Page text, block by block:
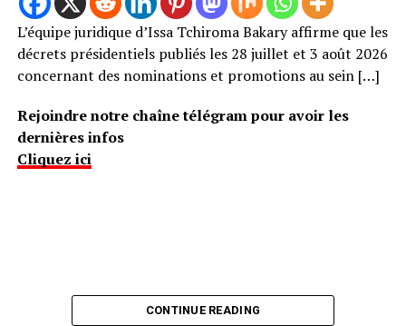
L’équipe juridique d’Issa Tchiroma Bakary affirme que les
décrets présidentiels publiés les 28 juillet et 3 août 2026
concernant des nominations et promotions au sein […]
Rejoindre notre chaîne télégram pour avoir les
dernières infos
Cliquez ici
CONTINUE READING